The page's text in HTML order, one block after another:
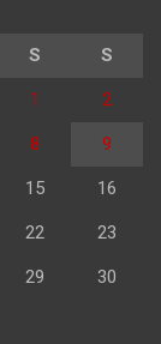
S S
1 2
8 9
15 16
22 23
29 30